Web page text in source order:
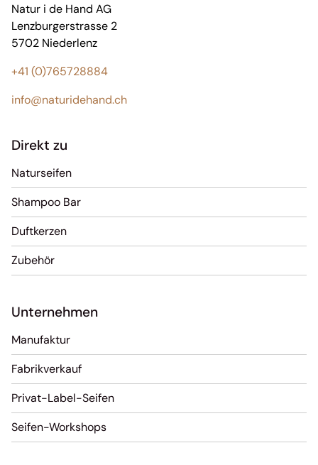
Natur i de Hand AG
Lenzburgerstrasse 2
5702 Niederlenz
+41 (0)765728884
info@naturidehand.ch
Direkt zu
Naturseifen
Shampoo Bar
Duftkerzen
Zubehör
Unternehmen
Manufaktur
Fabrikverkauf
Privat-Label-Seifen
Seifen-Workshops